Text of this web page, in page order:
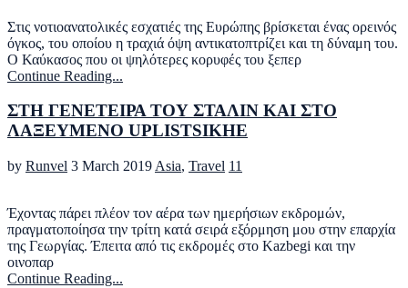
Στις νοτιοανατολικές εσχατιές της Ευρώπης βρίσκεται ένας ορεινός
όγκος, του οποίου η τραχιά όψη αντικατοπτρίζει και τη δύναμη του.
Ο Καύκασος που οι ψηλότερες κορυφές του ξεπερ
Continue Reading...
ΣΤΗ ΓΕΝΕΤΕΙΡΑ ΤΟΥ ΣΤΑΛΙΝ ΚΑΙ ΣΤΟ
ΛΑΞΕΥΜΕΝΟ UPLISTSIKHE
by Runvel 3 March 2019 Asia, Travel 11
Έχοντας πάρει πλέον τον αέρα των ημερήσιων εκδρομών,
πραγματοποίησα την τρίτη κατά σειρά εξόρμηση μου στην επαρχία
της Γεωργίας. Έπειτα από τις εκδρομές στο Kazbegi και την
οινοπαρ
Continue Reading...